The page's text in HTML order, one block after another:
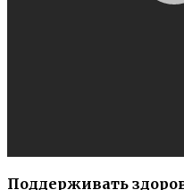
Поддерживать